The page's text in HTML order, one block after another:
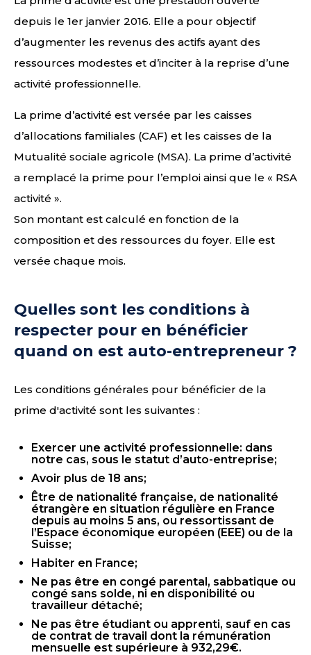
depuis le 1er janvier 2016. Elle a pour objectif
d’augmenter les revenus des actifs ayant des
ressources modestes et d’inciter à la reprise d’une
activité professionnelle.
La prime d’activité est versée par les caisses
d’allocations familiales (CAF) et les caisses de la
Mutualité sociale agricole (MSA). La prime d’activité
a remplacé la prime pour l’emploi ainsi que le « RSA
activité ».
Son montant est calculé en fonction de la
composition et des ressources du foyer. Elle est
versée chaque mois.
Quelles sont les conditions à
respecter pour en bénéficier
quand on est auto-entrepreneur ?
Les conditions générales pour bénéficier de la
prime d'activité sont les suivantes :
Exercer une activité professionnelle: dans
notre cas, sous le statut d’auto-entreprise;
Avoir plus de 18 ans;
Être de nationalité française, de nationalité
étrangère en situation régulière en France
depuis au moins 5 ans, ou ressortissant de
l’Espace économique européen (EEE) ou de la
Suisse;
Habiter en France;
Ne pas être en congé parental, sabbatique ou
congé sans solde, ni en disponibilité ou
travailleur détaché;
Ne pas être étudiant ou apprenti, sauf en cas
de contrat de travail dont la rémunération
mensuelle est supérieure à 932,29€.